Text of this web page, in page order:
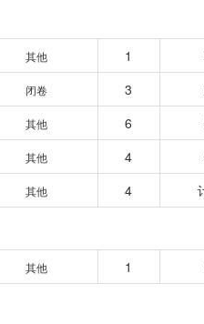
其他 1
闭卷 3
其他 6
其他 4
其他 4
其他 1